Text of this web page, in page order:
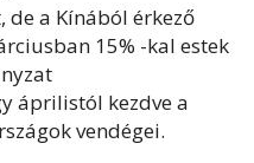
de a Kínából érkező
15% -kal estek
áprilistól kezdvea
vendégei.